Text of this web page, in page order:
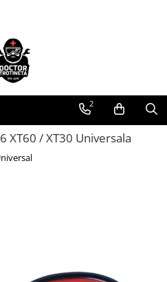
electrica
2
XT60 / XT30 Universala